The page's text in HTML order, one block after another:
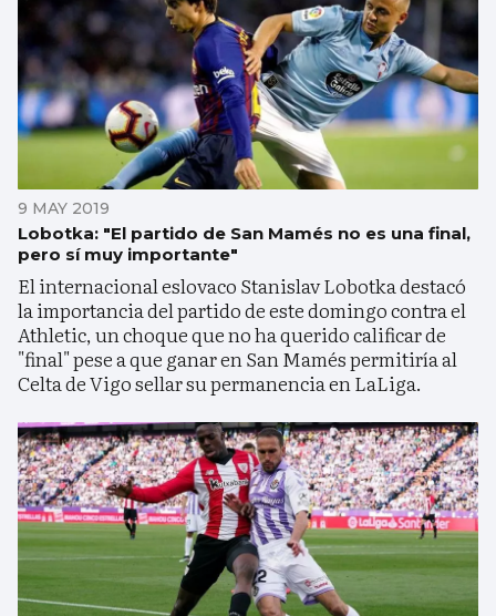
9 MAY 2019
Lobotka: "El partido de San Mamés no es una final,
pero sí muy importante"
El internacional eslovaco Stanislav Lobotka destacó
la importancia del partido de este domingo contra el
Athletic, un choque que no ha querido calificar de
"final" pese a que ganar en San Mamés permitiría al
Celta de Vigo sellar su permanencia en LaLiga.